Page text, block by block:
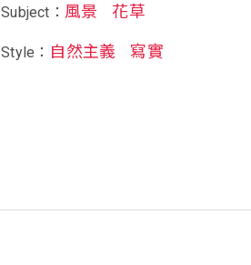
Subject： 風景 花草
Style： 自然主義 寫實